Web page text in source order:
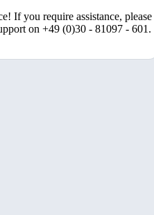
If you require assistance, please
on +49 (0)30 - 81097 - 601.